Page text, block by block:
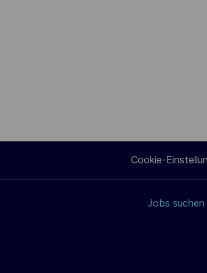
Cookie-
Jobs suchen